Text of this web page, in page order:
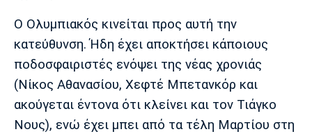
Μάντσεστερ
Γιουνάιτεντ
Τσέλσι Άρσεναλ
Λίβερπουλ
Μάντσεστερ
Γιουβέντους
Ο Ολυμπιακός κινείται προς αυτή την
κατεύθυνση. Ήδη έχει αποκτήσει κάποιους
ποδοσφαιριστές ενόψει της νέας χρονιάς
(Νίκος Αθανασίου, Χεφτέ Μπετανκόρ και
ακούγεται έντονα ότι κλείνει και τον Τιάγκο
Νους), ενώ έχει μπει από τα τέλη Μαρτίου στη